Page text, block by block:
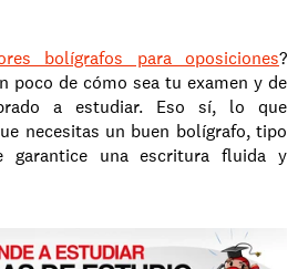
bolígrafos para oposiciones?
poco de cómo sea tu examen y de
a estudiar. Eso sí, lo que
una escritura fluida y